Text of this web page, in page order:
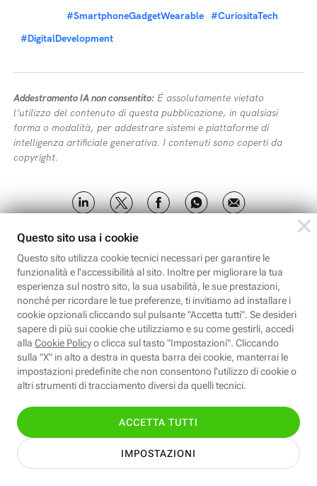
#SmartphoneGadgetWearable #CuriositaTech
#DigitalDevelopment
Addestramento IA non consentito: É assolutamente vietato
l’utilizzo del contenuto di questa pubblicazione, in qualsiasi
forma o modalità, per addestrare sistemi e piattaforme di
intelligenza artificiale generativa. I contenuti sono coperti da
copyright.
Potrebbe interessarti anche:
DIGITAL MAGAZINE